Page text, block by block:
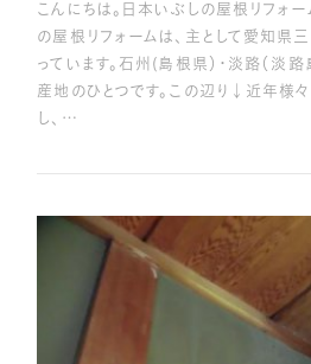
こんにちは。日本いぶしの屋根リフォ
の屋根リフォームは、主として愛知県
っています。石州(島根県）・淡路（淡
産地のひとつです。この辺り↓近年様
し、…